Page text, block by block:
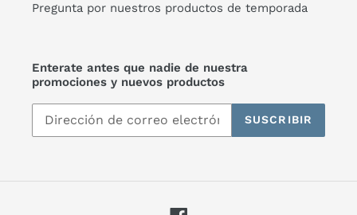
Pregunta por nuestros productos de temporada
Enterate antes que nadie de nuestra
promociones y nuevos productos
SUSCRIBIR